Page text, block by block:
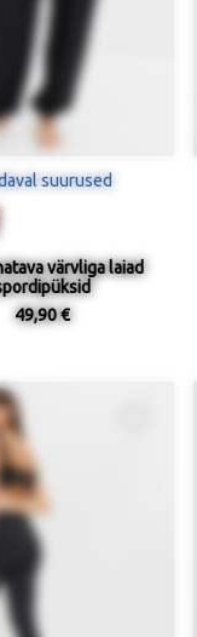
suurused
värvliga laiad
49,90 €